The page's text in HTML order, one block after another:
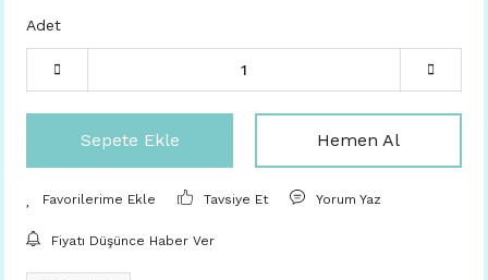
Adet
Sepete Ekle Hemen Al
Tavsiye Et Yorum Yaz
Fiyatı Düşünce Haber Ver